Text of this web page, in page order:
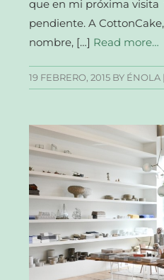
que en mi próxima
pendiente. A
nombre, […] Read more…
19 FEBRERO, 2015 BY ÉNOLA